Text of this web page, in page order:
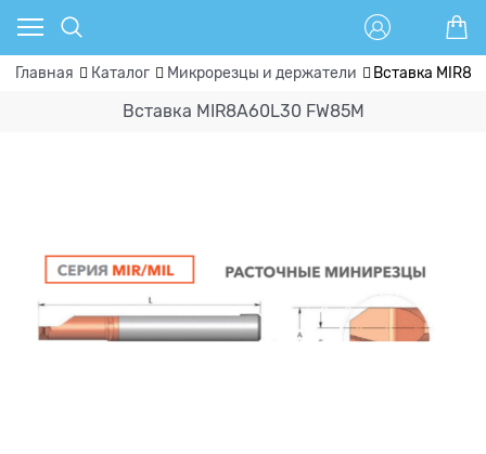
Главная Каталог Микрорезцы и держатели Вставка
Вставка MIR8A60L30 FW85M